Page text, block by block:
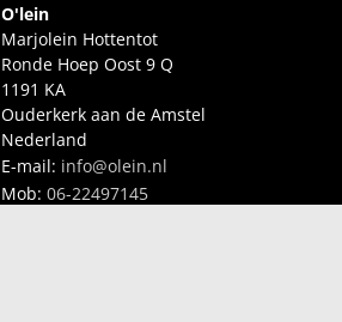
O'lein
Marjolein Hottentot
Ronde Hoep Oost 9 Q
1191 KA
Ouderkerk aan de Amstel
Nederland
E-mail: info@olein.nl
Mob: 06-22497145